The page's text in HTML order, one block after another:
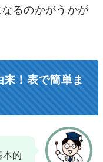
るのかがうかが
来！表で簡単ま
的